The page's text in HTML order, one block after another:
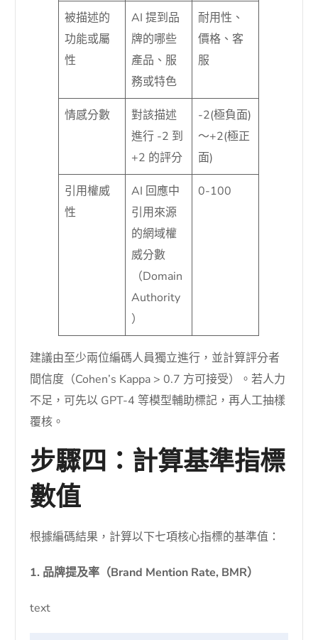
被描述的
功能或屬
性
AI 提到品
牌的哪些
產品、服
務或特色
耐用性、
價格、客
服
情感分數
對該描述
進行 -2 到
+2 的評分
-2(極負面)
～+2(極正
面)
引用權威
性
AI 回應中
引用來源
的網域權
威分數
（Domain
Authority
）
0-100
建議由至少兩位編碼人員獨立進行，並計算評分者
間信度（Cohen’s Kappa > 0.7 方可接受）。若人力
不足，可先以 GPT-4 等模型輔助標記，再人工抽樣
覆核。
步驟四：計算基準指標
數值
根據編碼結果，計算以下七項核心指標的基準值：
1. 品牌提及率（Brand Mention Rate, BMR）
text